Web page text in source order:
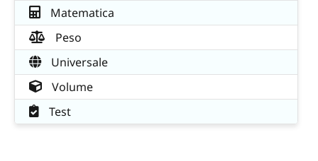
Matematica
Peso
Universale
Volume
Test